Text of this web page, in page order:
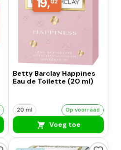
19,02
Betty Barclay Happines
Eau de Toilette (20 ml)
20 ml Op voorraad
Voeg toe